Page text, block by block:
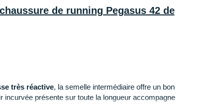
de running Pegasus 42 de
très réactive, la semelle intermédiaire offre un bon
incurvée présente sur toute la longueur accompagne